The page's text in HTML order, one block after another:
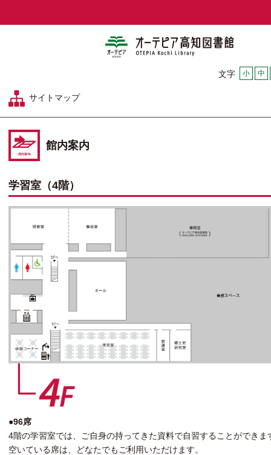
文字 小 中
サイトマップ
館内案内
学習室（4階）
●96席
4階の学習室では、ご自身の持ってきた資料で自習することができま
空いている席は、どなたでもご利用いただけます。